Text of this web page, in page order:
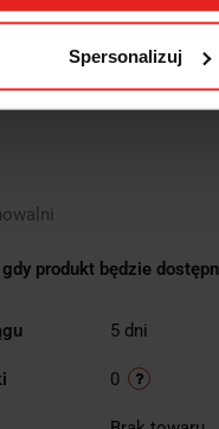
Spersonalizuj
2450/M75
produkt będzie
5 dni
0